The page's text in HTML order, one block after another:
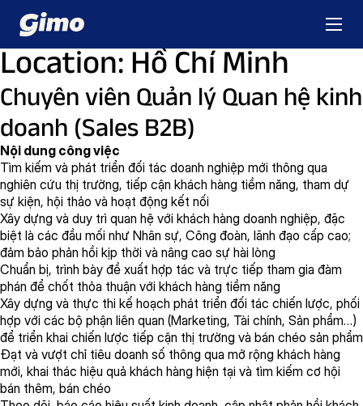
Location: Hồ Chí Minh
Chuyên viên Quản lý Quan hệ kinh
doanh (Sales B2B)
Nội dung công việc
Tìm kiếm và phát triển đối tác doanh nghiệp mới thông qua
nghiên cứu thị trường, tiếp cận khách hàng tiềm năng, tham dự
sự kiện, hội thảo và hoạt động kết nối
Xây dựng và duy trì quan hệ với khách hàng doanh nghiệp, đặc
biệt là các đầu mối như Nhân sự, Công đoàn, lãnh đạo cấp cao;
đảm bảo phản hồi kịp thời và nâng cao sự hài lòng
Chuẩn bị, trình bày đề xuất hợp tác và trực tiếp tham gia đàm
phán để chốt thỏa thuận với khách hàng tiềm năng
Xây dựng và thực thi kế hoạch phát triển đối tác chiến lược, phối
hợp với các bộ phận liên quan (Marketing, Tài chính, Sản phẩm…)
để triển khai chiến lược tiếp cận thị trường và bán chéo sản phẩm
Đạt và vượt chỉ tiêu doanh số thông qua mở rộng khách hàng
mới, khai thác hiệu quả khách hàng hiện tại và tìm kiếm cơ hội
bán thêm, bán chéo